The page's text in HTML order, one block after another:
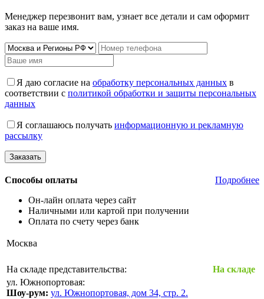
Менеджер перезвонит вам, узнает все детали и сам оформит
заказ на ваше имя.
Я даю согласие на обработку персональных данных в
соответствии с политикой обработки и защиты персональных
данных
Я соглашаюсь получать информационную и рекламную
рассылку
Способы оплаты
Подробнее
Он-лайн оплата через сайт
Наличными или картой при получении
Оплата по счету через банк
Москва
На складе представительства:
На складе
ул. Южнопортовая:
Шоу-рум: ул. Южнопортовая, дом 34, стр. 2.